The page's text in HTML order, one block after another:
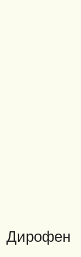
Дирофен